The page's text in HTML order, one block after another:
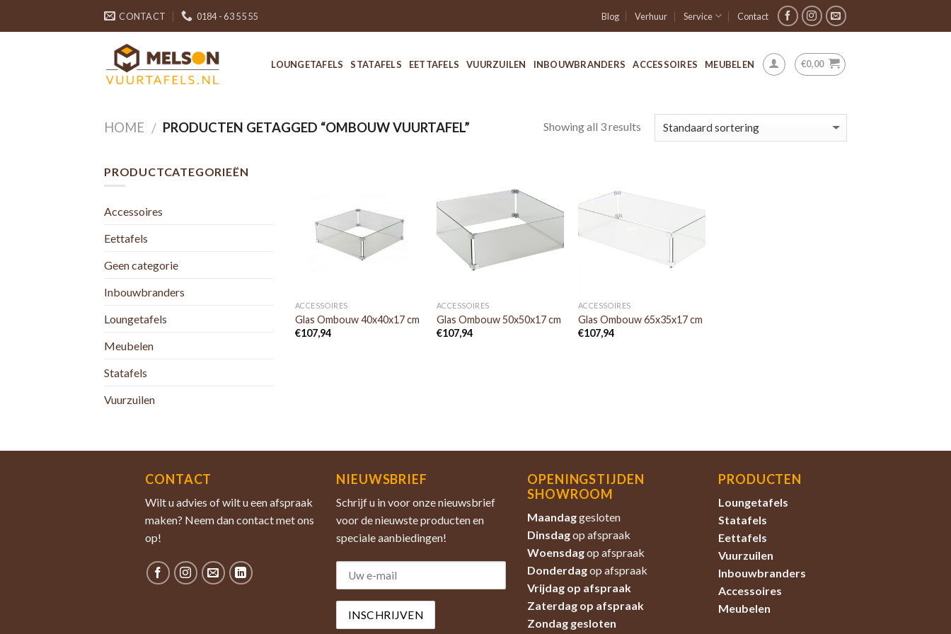
CONTACT 0184 - 63 55 55 Blog Verhuur Service Contact
LOUNGETAFELS STATAFELS EETTAFELS VUURZUILEN INBOUWBRANDERS ACCESSOIRES MEUBELEN €0,00
HOME / PRODUCTEN GETAGGED “OMBOUW VUURTAFEL” Showing all 3 results
PRODUCTCATEGORIEËN
Accessoires
Eettafels
Geen categorie
Inbouwbranders
Loungetafels
Meubelen
Statafels
Vuurzuilen
ACCESSOIRES
Glas Ombouw 40x40x17 cm
€107,94
ACCESSOIRES
Glas Ombouw 50x50x17 cm
€107,94
ACCESSOIRES
Glas Ombouw 65x35x17 cm
€107,94
CONTACT
Wilt u advies of wilt u een afspraak
maken? Neem dan contact met ons
op!
NIEUWSBRIEF
Schrijf u in voor onze nieuwsbrief
voor de nieuwste producten en
speciale aanbiedingen!
OPENINGSTIJDEN
SHOWROOM
Maandaggesloten
Dinsdagop afspraak
Woensdagop afspraak
Donderdagop afspraak
Vrijdag op afspraak
Zaterdag op afspraak
Zondag gesloten
PRODUCTEN
Loungetafels
Statafels
Eettafels
Vuurzuilen
Inbouwbranders
Accessoires
Meubelen